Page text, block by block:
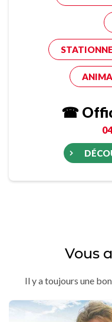
☎
Vous
Il y a toujours une